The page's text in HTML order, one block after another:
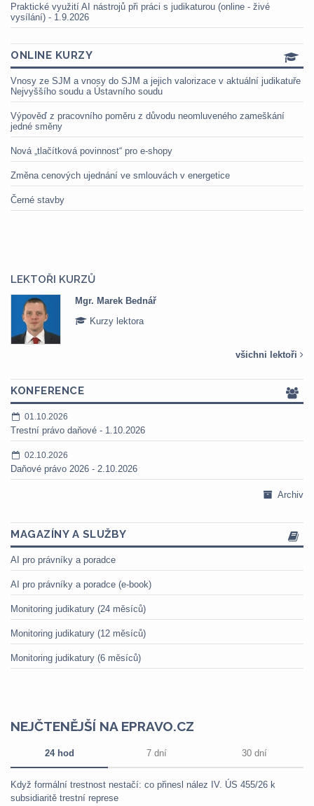
Praktické využití AI nástrojů při práci s judikaturou (online - živé
vysílání) - 1.9.2026
ONLINE KURZY
Vnosy ze SJM a vnosy do SJM a jejich valorizace v aktuální judikatuře
Nejvyššího soudu a Ústavního soudu
Výpověď z pracovního poměru z důvodu neomluveného zameškání
jedné směny
Nová „tlačítková povinnost“ pro e-shopy
Změna cenových ujednání ve smlouvách v energetice
Černé stavby
LEKTOŘI KURZŮ
všichni lektoři
KONFERENCE
01.10.2026
Trestní právo daňové - 1.10.2026
02.10.2026
Daňové právo 2026 - 2.10.2026
Archiv
MAGAZÍNY A SLUŽBY
AI pro právníky a poradce
AI pro právníky a poradce (e-book)
Monitoring judikatury (24 měsíců)
Monitoring judikatury (12 měsíců)
Monitoring judikatury (6 měsíců)
NEJČTENĚJŠÍ NA EPRAVO.CZ
24 hod 7 dní 30 dní
Když formální trestnost nestačí: co přinesl nález IV. ÚS 455/26 k
subsidiaritě trestní represe